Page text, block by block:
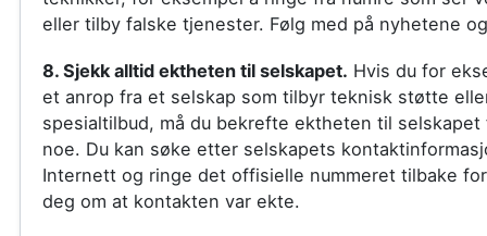
eller tilby falske tjenester. Følg med på nyhetene
8. Sjekk alltid ektheten til selskapet. Hvis du for
et anrop fra et selskap som tilbyr teknisk støtte
spesialtilbud, må du bekrefte ektheten til selskapet
noe. Du kan søke etter selskapets
Internett og ringe det offisielle nummeret tilbake
deg om at kontakten var ekte.